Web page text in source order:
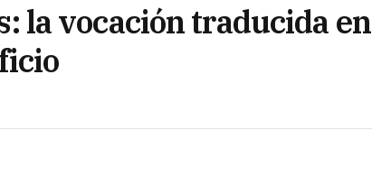
la vocación traducida en